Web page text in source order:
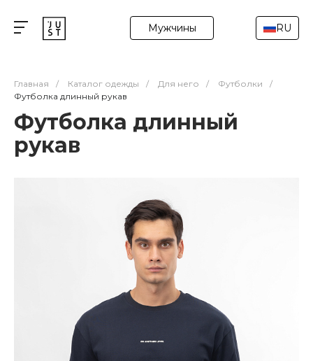
Мужчины RU
Главная / Каталог одежды / Для него / Футболки
/
Футболка длинный рукав
Футболка длинный
рукав